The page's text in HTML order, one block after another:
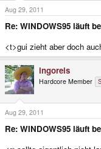
Aug 29, 2011
Re: WINDOWS95 läuft
<t>gui zieht aber doch
ingoreis
Hardcore Member
Aug 29, 2011
Re: WINDOWS95 läuft